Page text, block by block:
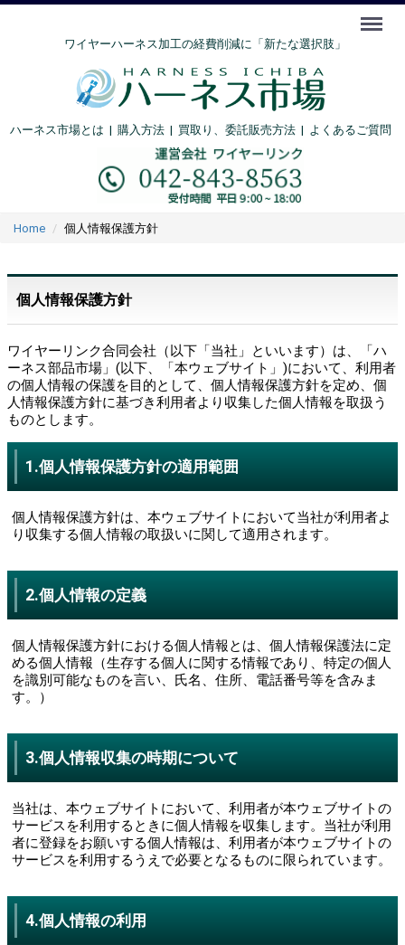
ワイヤーハーネス加工の経費削減に「新たな選択肢」
ハーネス市場とは | 購入方法| 買取り、委託販売方法 | よくあるご質問
Menu
Home 個人情報保護方針
個人情報保護方針
ワイヤーリンク合同会社（以下「当社」といいます）は、「ハ
ーネス部品市場」(以下、「本ウェブサイト」)において、利用者
の個人情報の保護を目的として、個人情報保護方針を定め、個
人情報保護方針に基づき利用者より収集した個人情報を取扱う
ものとします。
1.個人情報保護方針の適用範囲
個人情報保護方針は、本ウェブサイトにおいて当社が利用者よ
り収集する個人情報の取扱いに関して適用されます。
2.個人情報の定義
個人情報保護方針における個人情報とは、個人情報保護法に定
める個人情報（生存する個人に関する情報であり、特定の個人
を識別可能なものを言い、氏名、住所、電話番号等を含みま
す。）
3.個人情報収集の時期について
当社は、本ウェブサイトにおいて、利用者が本ウェブサイトの
サービスを利用するときに個人情報を収集します。当社が利用
者に登録をお願いする個人情報は、利用者が本ウェブサイトの
サービスを利用するうえで必要となるものに限られています。
4.個人情報の利用